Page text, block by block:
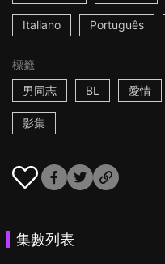
Italiano Português
標籤
男同志
BL 愛情
影集
集數列表